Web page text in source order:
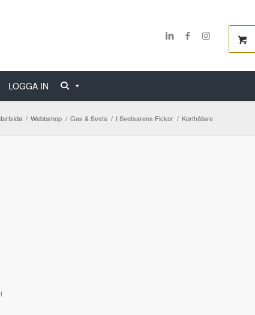
LOGGA IN
/ Webbshop / Gas & Svets / I Svetsarens Fickor / Korthållare